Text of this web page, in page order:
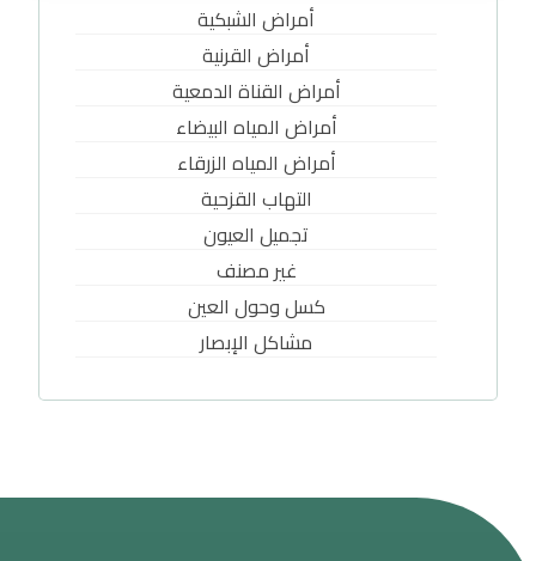
أمراض الشبكية
أمراض القرنية
أمراض القناة الدمعية
أمراض المياه البيضاء
أمراض المياه الزرقاء
التهاب القزحية
تجميل العيون
غير مصنف
كسل وحول العين
مشاكل الإبصار